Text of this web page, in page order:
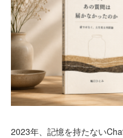
2023年、記憶を持たない